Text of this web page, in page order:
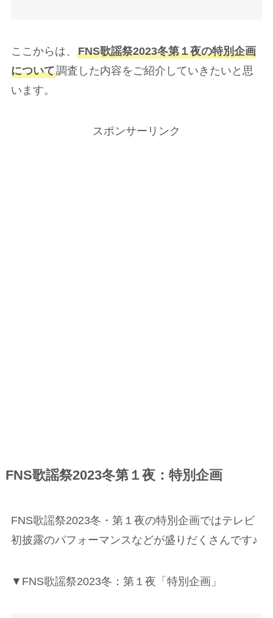
ここからは、 FNS歌謡祭2023冬第１夜の特別企画
について調査した内容をご紹介していきたいと思
います。
スポンサーリンク
FNS歌謡祭2023冬第１夜：特別企画
FNS歌謡祭2023冬・第１夜の特別企画ではテレビ
初披露のパフォーマンスなどが盛りだくさんです♪
▼FNS歌謡祭2023冬：第１夜「特別企画」